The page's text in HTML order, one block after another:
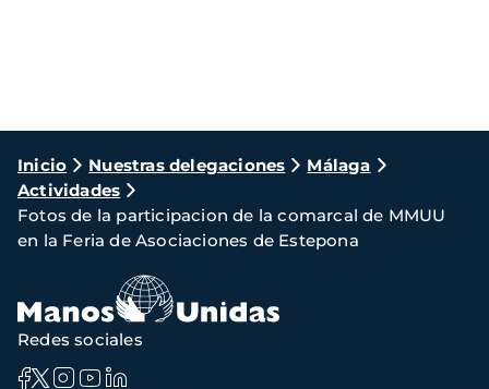
Ruta
de
navegación
Inicio Nuestras delegaciones
Málaga
Actividades
Fotos de la participacion de la comarcal de MMUU
en la Feria de Asociaciones de Estepona
Redes sociales